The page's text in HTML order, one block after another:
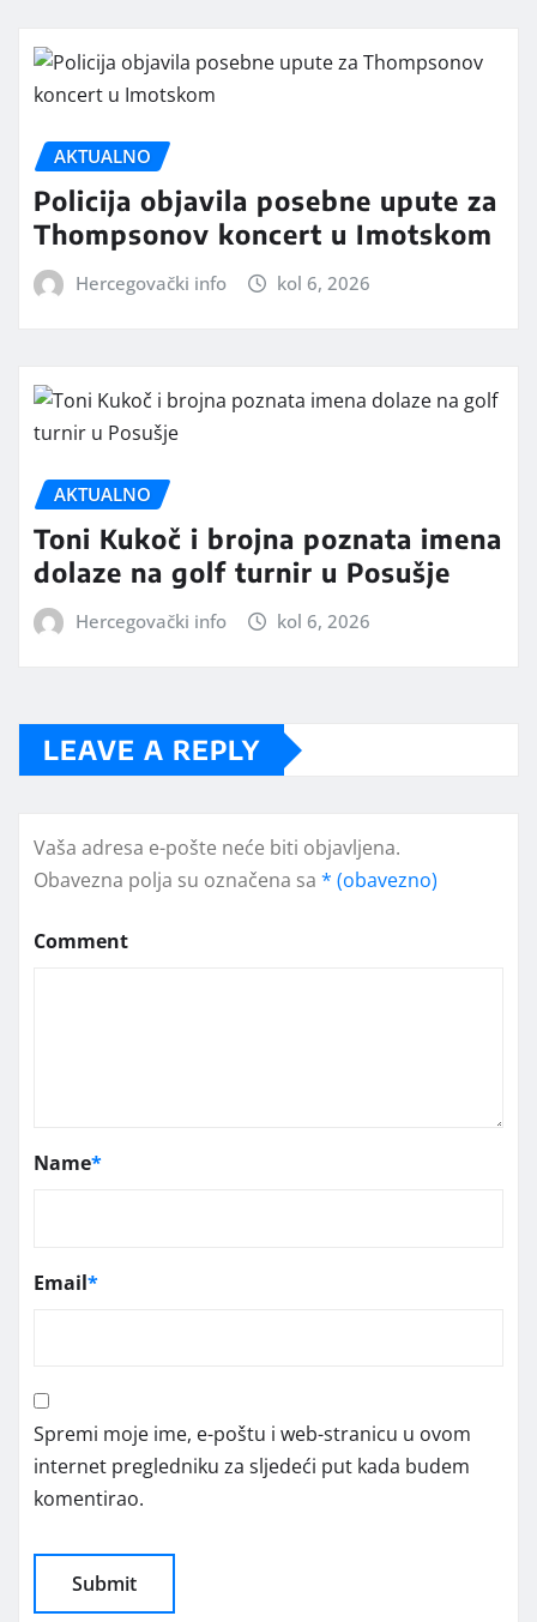
AKTUALNO
Policija objavila posebne upute za
Thompsonov koncert u Imotskom
Hercegovački info kol 6, 2026
AKTUALNO
Toni Kukoč i brojna poznata imena
dolaze na golf turnir u Posušje
Hercegovački info kol 6, 2026
LEAVE A REPLY
Vaša adresa e-pošte neće biti objavljena.
Obavezna polja su označena sa * (obavezno)
Comment
Name*
Email*
Spremi moje ime, e-poštu i web-stranicu u ovom
internet pregledniku za sljedeći put kada budem
komentirao.